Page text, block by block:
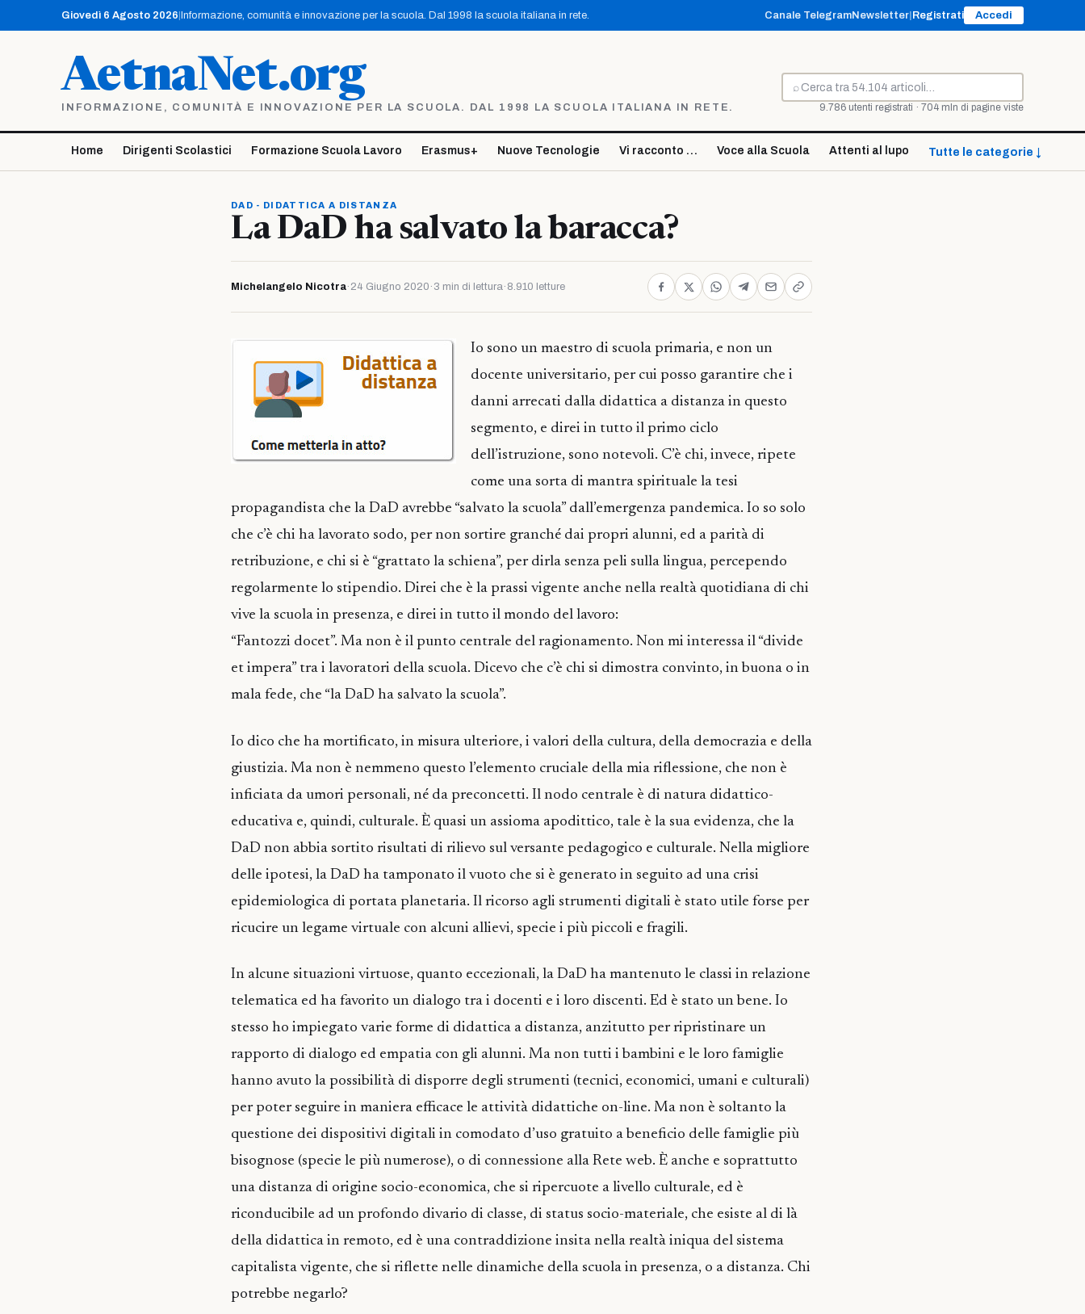
contenuto
Giovedì 6 Agosto 2026 Informazione, comunità e innovazione per la scuola. Dal 1998 la scuola italiana in rete. Canale TelegramNewsletter Registrati Accedi
AetnaNet.org
INFORMAZIONE, COMUNITÀ E INNOVAZIONE PER LA SCUOLA. DAL 1998 LA SCUOLA ITALIANA IN RETE.
⌕
Cerca
9.786 utenti registrati · 704 mln di pagine viste
Home Dirigenti Scolastici Formazione Scuola Lavoro Erasmus+ Nuove Tecnologie Vi racconto … Voce alla Scuola Attenti al lupo Tutte le categorie ↓
DAD - DIDATTICA A DISTANZA
La DaD ha salvato la baracca?
Michelangelo Nicotra· 24 Giugno 2020 · 3 min di lettura· 8.910 letture
Io sono un maestro di scuola primaria, e non un
docente universitario, per cui posso garantire che i
danni arrecati dalla didattica a distanza in questo
segmento, e direi in tutto il primo ciclo
dell’istruzione, sono notevoli. C’è chi, invece, ripete
come una sorta di mantra spirituale la tesi
propagandista che la DaD avrebbe “salvato la scuola” dall’emergenza pandemica. Io so solo
che c’è chi ha lavorato sodo, per non sortire granché dai propri alunni, ed a parità di
retribuzione, e chi si è “grattato la schiena”, per dirla senza peli sulla lingua, percependo
regolarmente lo stipendio. Direi che è la prassi vigente anche nella realtà quotidiana di chi
vive la scuola in presenza, e direi in tutto il mondo del lavoro:
“Fantozzi docet”. Ma non è il punto centrale del ragionamento. Non mi interessa il “divide
et impera” tra i lavoratori della scuola. Dicevo che c’è chi si dimostra convinto, in buona o in
mala fede, che “la DaD ha salvato la scuola”.
Io dico che ha mortificato, in misura ulteriore, i valori della cultura, della democrazia e della
giustizia. Ma non è nemmeno questo l’elemento cruciale della mia riflessione, che non è
inficiata da umori personali, né da preconcetti. Il nodo centrale è di natura didattico-
educativa e, quindi, culturale. È quasi un assioma apodittico, tale è la sua evidenza, che la
DaD non abbia sortito risultati di rilievo sul versante pedagogico e culturale. Nella migliore
delle ipotesi, la DaD ha tamponato il vuoto che si è generato in seguito ad una crisi
epidemiologica di portata planetaria. Il ricorso agli strumenti digitali è stato utile forse per
ricucire un legame virtuale con alcuni allievi, specie i più piccoli e fragili.
In alcune situazioni virtuose, quanto eccezionali, la DaD ha mantenuto le classi in relazione
telematica ed ha favorito un dialogo tra i docenti e i loro discenti. Ed è stato un bene. Io
stesso ho impiegato varie forme di didattica a distanza, anzitutto per ripristinare un
rapporto di dialogo ed empatia con gli alunni. Ma non tutti i bambini e le loro famiglie
hanno avuto la possibilità di disporre degli strumenti (tecnici, economici, umani e culturali)
per poter seguire in maniera efficace le attività didattiche on-line. Ma non è soltanto la
questione dei dispositivi digitali in comodato d’uso gratuito a beneficio delle famiglie più
bisognose (specie le più numerose), o di connessione alla Rete web. È anche e soprattutto
una distanza di origine socio-economica, che si ripercuote a livello culturale, ed è
riconducibile ad un profondo divario di classe, di status socio-materiale, che esiste al di là
della didattica in remoto, ed è una contraddizione insita nella realtà iniqua del sistema
capitalista vigente, che si riflette nelle dinamiche della scuola in presenza, o a distanza. Chi
potrebbe negarlo?